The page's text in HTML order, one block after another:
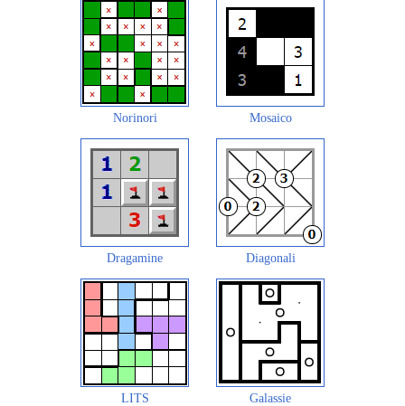
Norinori Mosaico
Dragamine Diagonali
LITS Galassie